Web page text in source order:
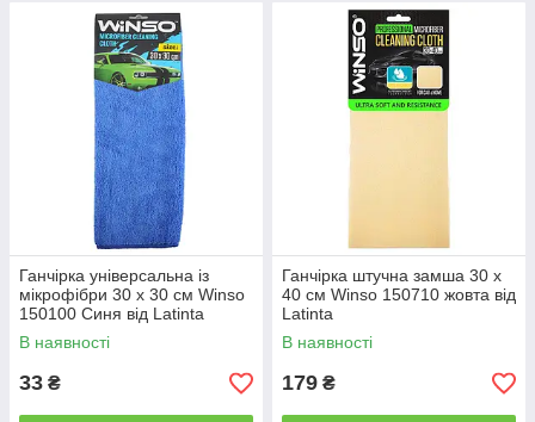
Ганчірка універсальна із
мікрофібри 30 x 30 см Winso
150100 Синя від Latinta
В наявності
33 ₴
Ганчірка штучна замша 30 x
40 см Winso 150710 жовта від
Latinta
В наявності
179 ₴